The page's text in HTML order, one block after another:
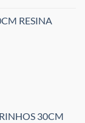
RESINA
30CM